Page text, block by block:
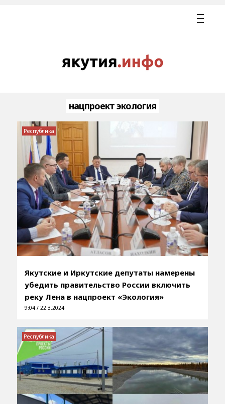
нацпроект экология
Якутские и Иркутские депутаты намерены
убедить правительство России включить
реку Лена в нацпроект «Экология»
9:04 / 22.3.2024
Республика
Республика